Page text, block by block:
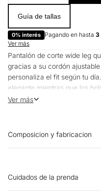
Guía de tallas
0% interés Pagando en hasta 3
Ver más
Pantalón de corte wide leg
gracias a su cordón
personaliza el fit según tu
elegante mientras que los
funcionalidad práctica para
Ver más
Composicion y fabricacion
Cuidados de la prenda